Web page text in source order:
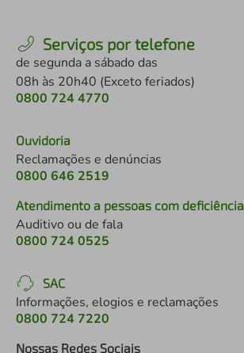
Serviços por telefone
de segunda a sábado das
08h às 20h40 (Exceto feriados)
0800 724 4770
Ouvidoria
Reclamações e denúncias
0800 646 2519
Atendimento a pessoas com deficiência
Auditivo ou de fala
0800 724 0525
SAC
Informações, elogios e reclamações
0800 724 7220
Nossas Redes Sociais